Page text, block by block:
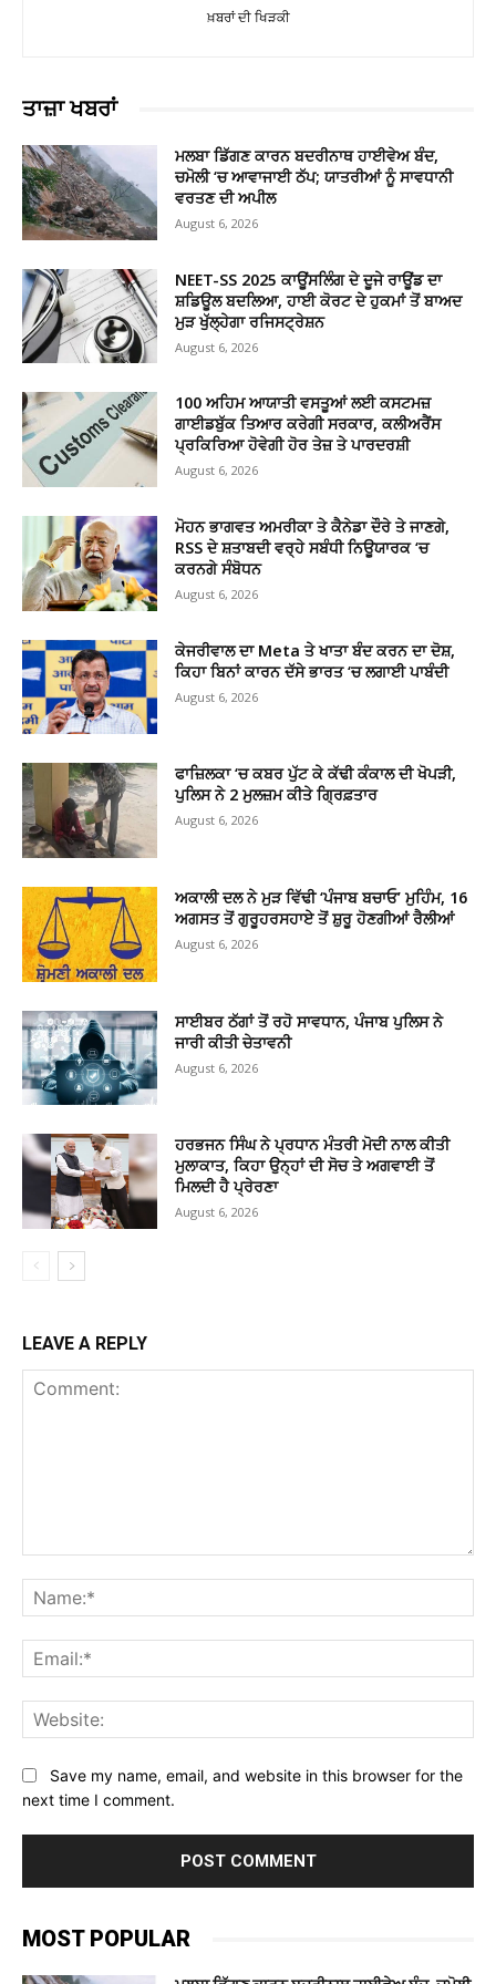
ਖ਼ਬਰਾਂ ਦੀ ਖਿੜਕੀ
ਤਾਜ਼ਾ ਖਬਰਾਂ
ਮਲਬਾ ਡਿੱਗਣ ਕਾਰਨ ਬਦਰੀਨਾਥ ਹਾਈਵੇਅ ਬੰਦ,
ਚਮੋਲੀ ‘ਚ ਆਵਾਜਾਈ ਠੱਪ; ਯਾਤਰੀਆਂ ਨੂੰ ਸਾਵਧਾਨੀ
ਵਰਤਣ ਦੀ ਅਪੀਲ
August 6, 2026
NEET-SS 2025 ਕਾਊਂਸਲਿੰਗ ਦੇ ਦੂਜੇ ਰਾਊਂਡ ਦਾ
ਸ਼ਡਿਊਲ ਬਦਲਿਆ, ਹਾਈ ਕੋਰਟ ਦੇ ਹੁਕਮਾਂ ਤੋਂ ਬਾਅਦ
ਮੁੜ ਖੁੱਲ੍ਹੇਗਾ ਰਜਿਸਟ੍ਰੇਸ਼ਨ
August 6, 2026
100 ਅਹਿਮ ਆਯਾਤੀ ਵਸਤੂਆਂ ਲਈ ਕਸਟਮਜ਼
ਗਾਈਡਬੁੱਕ ਤਿਆਰ ਕਰੇਗੀ ਸਰਕਾਰ, ਕਲੀਅਰੈਂਸ
ਪ੍ਰਕਿਰਿਆ ਹੋਵੇਗੀ ਹੋਰ ਤੇਜ਼ ਤੇ ਪਾਰਦਰਸ਼ੀ
August 6, 2026
ਮੋਹਨ ਭਾਗਵਤ ਅਮਰੀਕਾ ਤੇ ਕੈਨੇਡਾ ਦੌਰੇ ਤੇ ਜਾਣਗੇ,
RSS ਦੇ ਸ਼ਤਾਬਦੀ ਵਰ੍ਹੇ ਸਬੰਧੀ ਨਿਊਯਾਰਕ ‘ਚ
ਕਰਨਗੇ ਸੰਬੋਧਨ
August 6, 2026
ਕੇਜਰੀਵਾਲ ਦਾ Meta ਤੇ ਖਾਤਾ ਬੰਦ ਕਰਨ ਦਾ ਦੋਸ਼,
ਕਿਹਾ ਬਿਨਾਂ ਕਾਰਨ ਦੱਸੇ ਭਾਰਤ ‘ਚ ਲਗਾਈ ਪਾਬੰਦੀ
August 6, 2026
ਫਾਜ਼ਿਲਕਾ ‘ਚ ਕਬਰ ਪੁੱਟ ਕੇ ਕੱਢੀ ਕੰਕਾਲ ਦੀ ਖੋਪੜੀ,
ਪੁਲਿਸ ਨੇ 2 ਮੁਲਜ਼ਮ ਕੀਤੇ ਗ੍ਰਿਫ਼ਤਾਰ
August 6, 2026
ਅਕਾਲੀ ਦਲ ਨੇ ਮੁੜ ਵਿੱਢੀ ‘ਪੰਜਾਬ ਬਚਾਓ’ ਮੁਹਿੰਮ, 16
ਅਗਸਤ ਤੋਂ ਗੁਰੂਹਰਸਹਾਏ ਤੋਂ ਸ਼ੁਰੂ ਹੋਣਗੀਆਂ ਰੈਲੀਆਂ
August 6, 2026
ਸਾਈਬਰ ਠੱਗਾਂ ਤੋਂ ਰਹੋ ਸਾਵਧਾਨ, ਪੰਜਾਬ ਪੁਲਿਸ ਨੇ
ਜਾਰੀ ਕੀਤੀ ਚੇਤਾਵਨੀ
August 6, 2026
ਹਰਭਜਨ ਸਿੰਘ ਨੇ ਪ੍ਰਧਾਨ ਮੰਤਰੀ ਮੋਦੀ ਨਾਲ ਕੀਤੀ
ਮੁਲਾਕਾਤ, ਕਿਹਾ ਉਨ੍ਹਾਂ ਦੀ ਸੋਚ ਤੇ ਅਗਵਾਈ ਤੋਂ
ਮਿਲਦੀ ਹੈ ਪ੍ਰੇਰਣਾ
August 6, 2026
LEAVE A REPLY
Save my name, email, and website in this browser for the
next time I comment.
MOST POPULAR